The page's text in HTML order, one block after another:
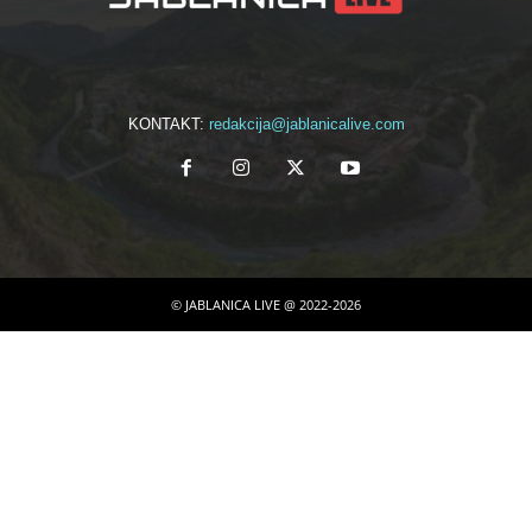
KONTAKT: redakcija@jablanicalive.com
© JABLANICA LIVE @ 2022-2026